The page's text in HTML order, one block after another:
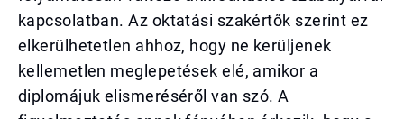
kapcsolatban. Az oktatási szakértők szerint ez
elkerülhetetlen ahhoz, hogy ne kerüljenek
kellemetlen meglepetések elé, amikor a
diplomájuk elismeréséről van szó. A